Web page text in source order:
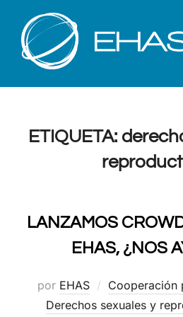
contenido
ETIQUETA:
LANZAMOS
EHAS, ¿NOS
por EHAS Cooperación
Derechos sexuales y